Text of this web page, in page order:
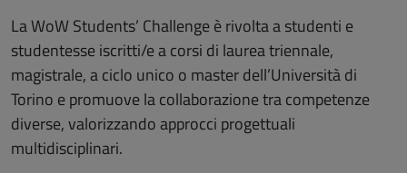
La WoW Students’ Challenge è rivolta a studenti e
studentesse iscritti/e a corsi di laurea triennale,
magistrale, a ciclo unico o master dell’Università di
Torino e promuove la collaborazione tra competenze
diverse, valorizzando approcci progettuali
multidisciplinari.